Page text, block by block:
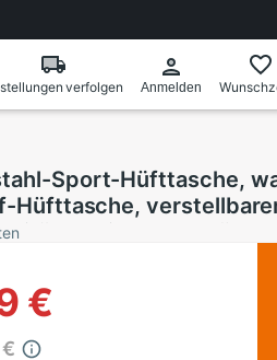
verfolgen Anmelden
Sport-Hüfttasche,
Hüfttasche,
unsichtbare
€